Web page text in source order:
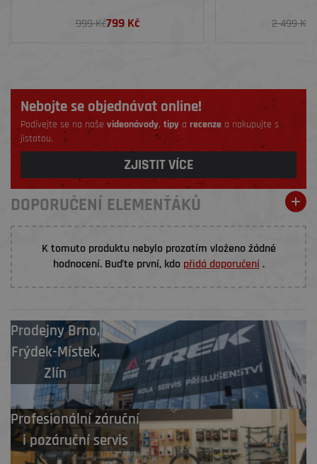
999 Kč799 Kč 2 499 Kč
Nebojte se objednávat online!
Podívejte se na naše videonávody,tipy a recenzea nakupujte s
jistotou.
ZJISTIT VÍCE
DOPORUČENÍ ELEMENŤÁKŮ
K tomuto produktu nebylo prozatím vloženo žádné
hodnocení. Buďte první, kdo přidá doporučení.
ProdejnyBrno,
Frýdek-Místek,
Zlín
Profesionální záruční
i pozáruční servis